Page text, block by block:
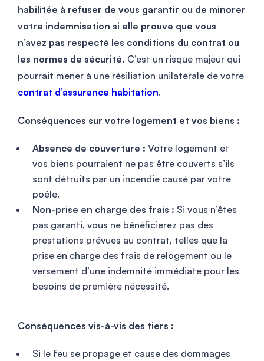
habilitée à refuser de vous garantir ou de minorer
votre indemnisation si elle prouve que vous
n’avez pas respecté les conditions du contrat ou
les normes de sécurité. C’est un risque majeur qui
pourrait mener à une résiliation unilatérale de votre
contrat d’assurance habitation.
Conséquences sur votre logement et vos biens :
Absence de couverture : Votre logement et
vos biens pourraient ne pas être couverts s’ils
sont détruits par un incendie causé par votre
poêle.
Non-prise en charge des frais : Si vous n’êtes
pas garanti, vous ne bénéficierez pas des
prestations prévues au contrat, telles que la
prise en charge des frais de relogement ou le
versement d’une indemnité immédiate pour les
besoins de première nécessité.
Conséquences vis-à-vis des tiers :
Si le feu se propage et cause des dommages